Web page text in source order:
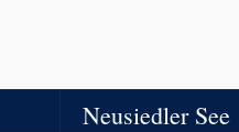
Neusiedler See